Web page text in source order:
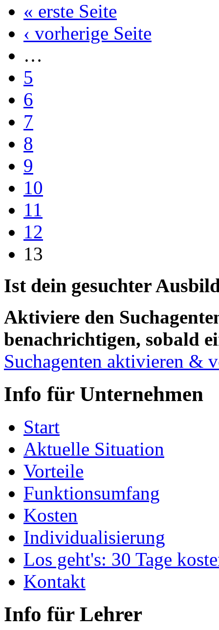
« erste Seite
‹ vorherige Seite
…
5
6
7
8
9
10
11
12
13
Ist dein gesuchter
Aktiviere den
benachrichtigen, sobald
Suchagenten aktivieren &
Info für Unternehmen
Start
Aktuelle Situation
Vorteile
Funktionsumfang
Kosten
Individualisierung
Los geht's: 30 Tage
Kontakt
Info für Lehrer